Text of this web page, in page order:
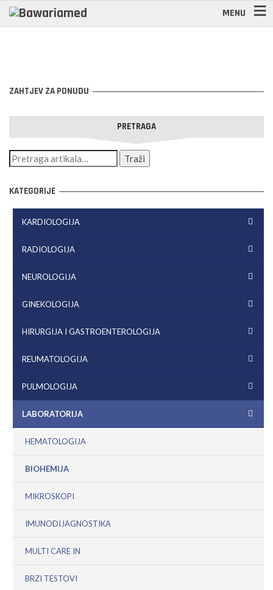
MENU
ZAHTJEV ZA PONUDU
PRETRAGA
KATEGORIJE
KARDIOLOGIJA
RADIOLOGIJA
NEUROLOGIJA
GINEKOLOGIJA
HIRURGIJA I GASTROENTEROLOGIJA
REUMATOLOGIJA
PULMOLOGIJA
LABORATORIJA
HEMATOLOGIJA
BIOHEMIJA
MIKROSKOPI
IMUNODIJAGNOSTIKA
MULTI CARE IN
BRZI TESTOVI